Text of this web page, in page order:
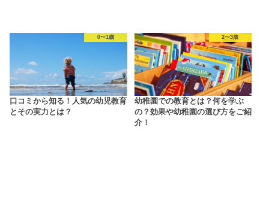
0〜1歳
口コミから知る！人気の幼児教育
とその実力とは？
2〜3歳
幼稚園での教育とは？何を学ぶ
の？効果や幼稚園の選び方をご紹
介！